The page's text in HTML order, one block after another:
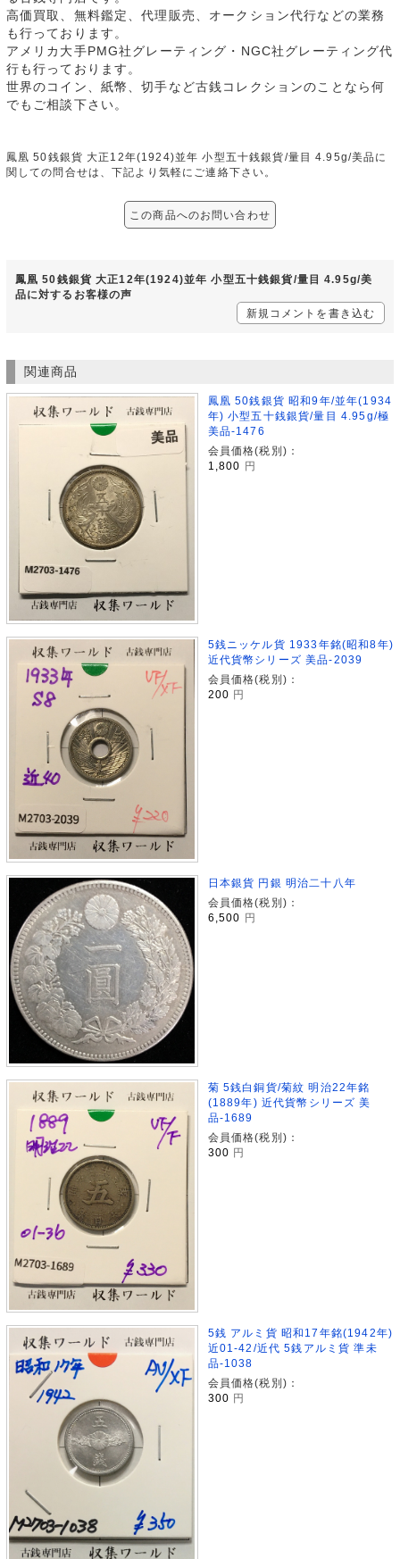
高価買取、無料鑑定、代理販売、オークション代行などの業務
も行っております。
アメリカ大手PMG社グレーティング・NGC社グレーティング代
行も行っております。
世界のコイン、紙幣、切手など古銭コレクションのことなら何
でもご相談下さい。
鳳凰 50銭銀貨 大正12年(1924)並年 小型五十銭銀貨/量目 4.95g/美品に
関しての問合せは、下記より気軽にご連絡下さい。
この商品へのお問い合わせ
鳳凰 50銭銀貨 大正12年(1924)並年 小型五十銭銀貨/量目 4.95g/美
品に対するお客様の声
新規コメントを書き込む
関連商品
鳳凰 50銭銀貨 昭和9年/並年(1934
年) 小型五十銭銀貨/量目 4.95g/極
美品-1476
会員価格(税別)：
1,800
円
5銭ニッケル貨 1933年銘(昭和8年)
近代貨幣シリーズ 美品-2039
会員価格(税別)：
200 円
日本銀貨 円銀 明治二十八年
会員価格(税別)：
6,500 円
菊 5銭白銅貨/菊紋 明治22年銘
(1889年) 近代貨幣シリーズ 美
品-1689
会員価格(税別)：
300 円
5銭 アルミ貨 昭和17年銘(1942年)
近01-42/近代 5銭アルミ貨 準未
品-1038
会員価格(税別)：
300 円